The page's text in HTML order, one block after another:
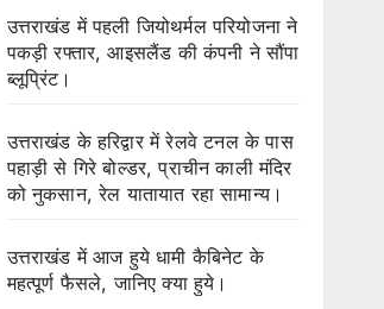
उत्तराखंड में पहली जियोथर्मल परियोजना ने
पकड़ी रफ्तार, आइसलैंड की कंपनी ने सौंपा
ब्लूप्रिंट।
उत्तराखंड के हरिद्वार में रेलवे टनल के पास
पहाड़ी से गिरे बोल्डर, प्राचीन काली मंदिर
को नुकसान, रेल यातायात रहा सामान्य।
उत्तराखंड में आज हुये धामी कैबिनेट के
महत्पूर्ण फैसले, जानिए क्या हुये।